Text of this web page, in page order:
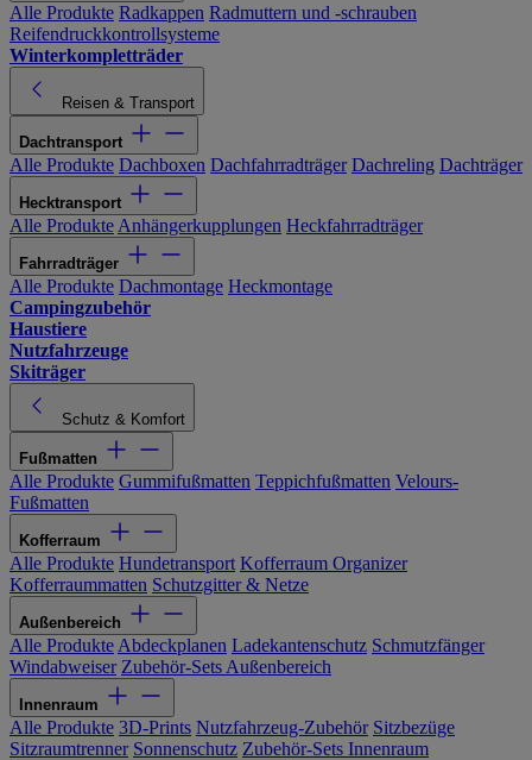
Alle Produkte Radkappen Radmuttern und -schrauben
Reifendruckkontrollsysteme
Winterkompletträder
Reisen & Transport
Dachtransport
Alle Produkte Dachboxen Dachfahrradträger Dachreling Dachträger
Hecktransport
Alle Produkte Anhängerkupplungen Heckfahrradträger
Fahrradträger
Alle Produkte Dachmontage Heckmontage
Campingzubehör
Haustiere
Nutzfahrzeuge
Skiträger
Schutz & Komfort
Fußmatten
Alle Produkte Gummifußmatten Teppichfußmatten Velours-
Fußmatten
Kofferraum
Alle Produkte Hundetransport Kofferraum Organizer
Kofferraummatten Schutzgitter & Netze
Außenbereich
Alle Produkte Abdeckplanen Ladekantenschutz Schmutzfänger
Windabweiser Zubehör-Sets Außenbereich
Innenraum
Alle Produkte 3D-Prints Nutzfahrzeug-Zubehör Sitzbezüge
Sitzraumtrenner Sonnenschutz Zubehör-Sets Innenraum